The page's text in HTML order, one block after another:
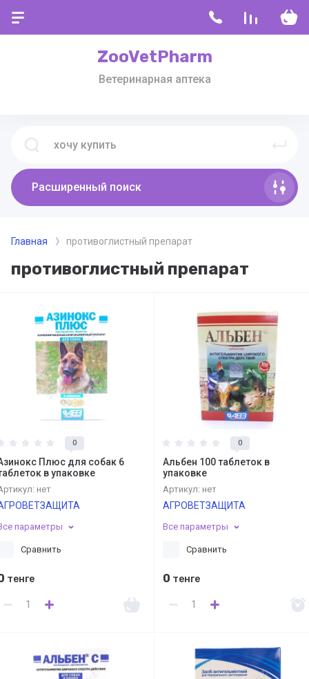
ZooVetPharm
Ветеринарная аптека
Расширенный поиск
Главная противоглистный препарат
противоглистный препарат
0
Плюс для собак 6
в упаковке
нет
параметры
Сравнить
тенге
0
Альбен 100 таблеток в
упаковке
Артикул: нет
АГРОВЕТЗАЩИТА
Все параметры
Сравнить
0 тенге